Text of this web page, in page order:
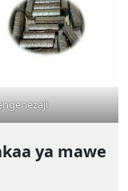
ya mawe